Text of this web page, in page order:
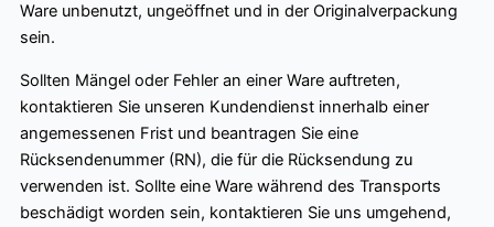
Ware unbenutzt, ungeöffnet und in der Originalverpackung
sein.
Sollten Mängel oder Fehler an einer Ware auftreten,
kontaktieren Sie unseren Kundendienst innerhalb einer
angemessenen Frist und beantragen Sie eine
Rücksendenummer (RN), die für die Rücksendung zu
verwenden ist. Sollte eine Ware während des Transports
beschädigt worden sein, kontaktieren Sie uns umgehend,